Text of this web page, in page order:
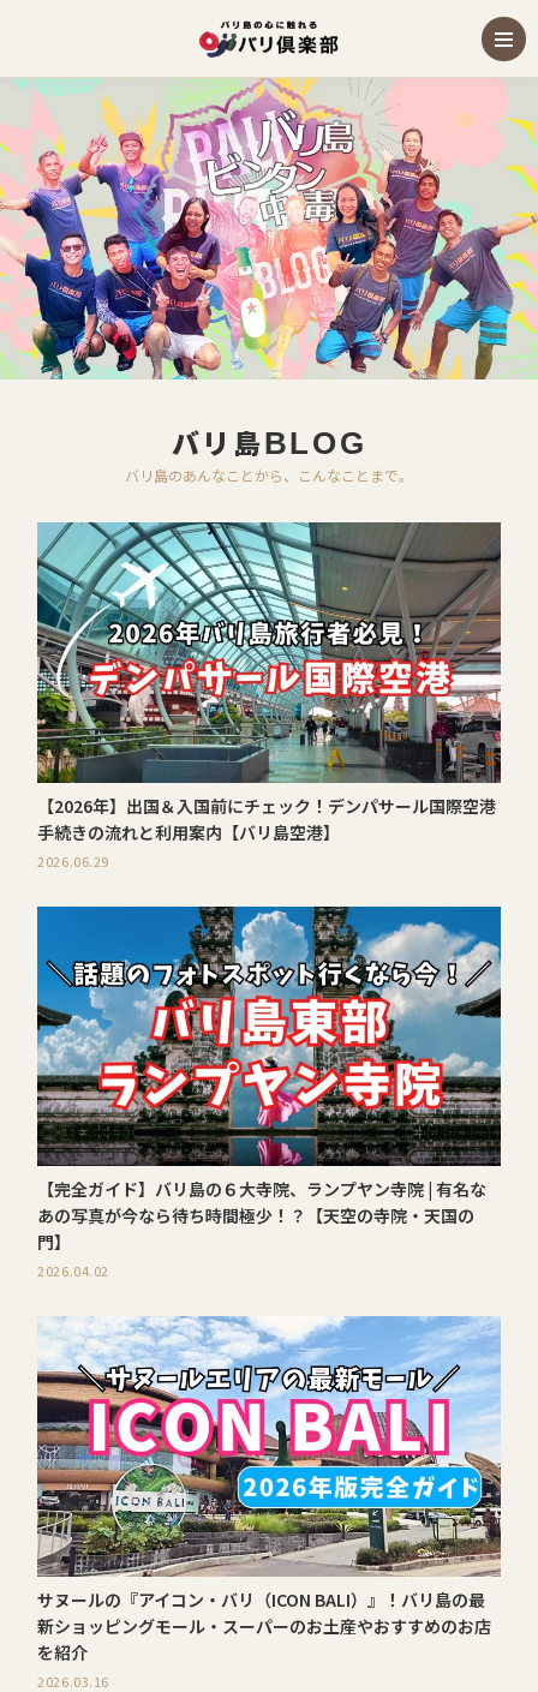
バリ島BLOG
バリ島のあんなことから、こんなことまで。
【2026年】出国＆入国前にチェック！デンパサール国際空港
手続きの流れと利用案内【バリ島空港】
2026.06.29
【完全ガイド】バリ島の６大寺院、ランプヤン寺院 | 有名な
あの写真が今なら待ち時間極少！？【天空の寺院・天国の
門】
2026.04.02
サヌールの『アイコン・バリ（ICON BALI）』！バリ島の最
新ショッピングモール・スーパーのお土産やおすすめのお店
を紹介
2026.03.16